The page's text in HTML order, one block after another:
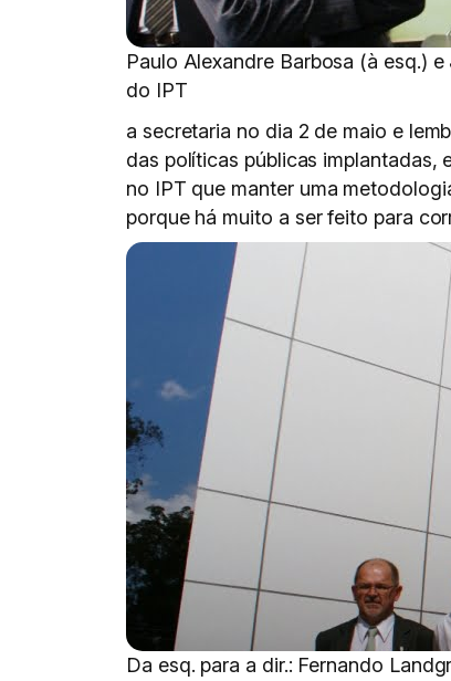
Paulo Alexandre Barbosa (à esq.)
do IPT
a secretaria no dia 2 de maio e
das políticas públicas implantadas,
no IPT que manter uma
porque há muito a ser feito para
Da esq. para a dir.: Fernando